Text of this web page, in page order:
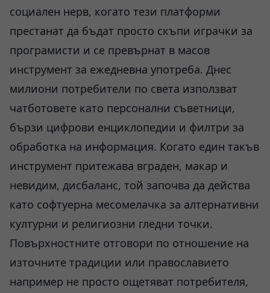
социален нерв, когато тези платформи
престанат да бъдат просто скъпи играчки за
програмисти и се превърнат в масов
инструмент за ежедневна употреба. Днес
милиони потребители по света използват
чатботовете като персонални съветници,
бързи цифрови енциклопедии и филтри за
обработка на информация. Когато един такъв
инструмент притежава вграден, макар и
невидим, дисбаланс, той започва да действа
като софтуерна месомелачка за алтернативни
културни и религиозни гледни точки.
Повърхностните отговори по отношение на
източните традиции или православието
например не просто ощетяват потребителя,